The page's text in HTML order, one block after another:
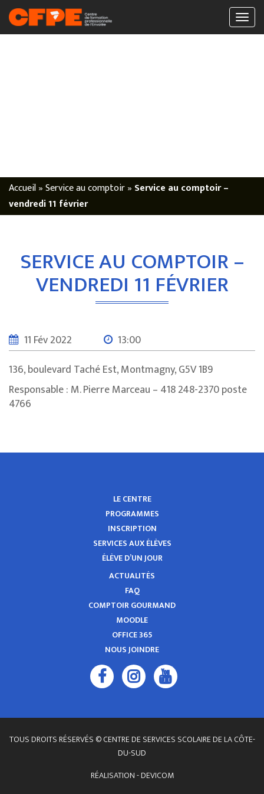
Accueil»Service au comptoir» Service au comptoir –
vendredi 11 février
SERVICE AU COMPTOIR –
VENDREDI 11 FÉVRIER
11 Fév 2022
13:00
136, boulevard Taché Est, Montmagny, G5V 1B9
Responsable : M. Pierre Marceau – 418 248-2370 poste
4766
LE CENTRE
PROGRAMMES
INSCRIPTION
SERVICES AUX ÉLÈVES
ÉLÈVE D’UN JOUR
ACTUALITÉS
FAQ
COMPTOIR GOURMAND
MOODLE
OFFICE 365
NOUS JOINDRE
TOUS DROITS RÉSERVÉS © CENTRE DE SERVICES SCOLAIRE DE LA CÔTE-
DU-SUD
RÉALISATION -DEVICOM